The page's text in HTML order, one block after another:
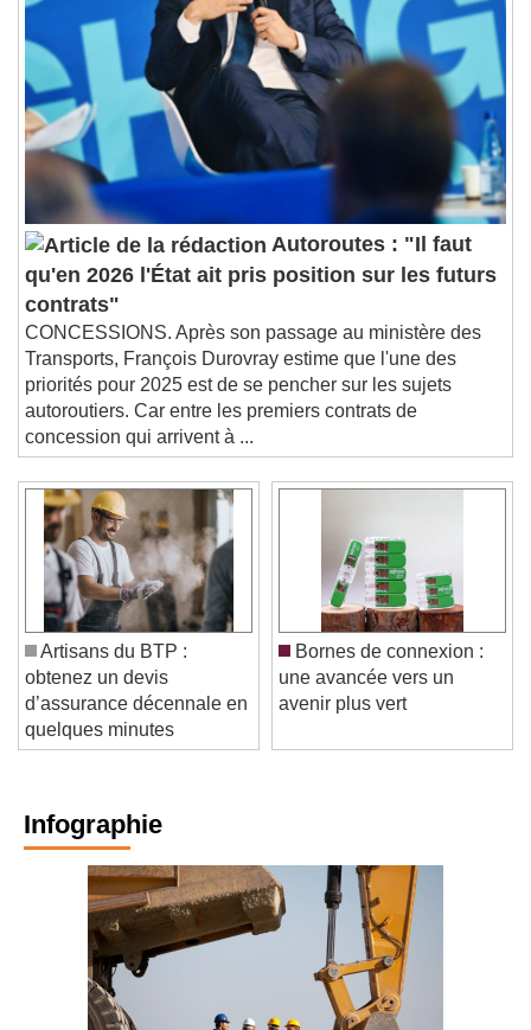
Autoroutes : "Il faut
qu'en 2026 l'État ait pris position sur les futurs
contrats"
CONCESSIONS. Après son passage au ministère des
Transports, François Durovray estime que l'une des
priorités pour 2025 est de se pencher sur les sujets
autoroutiers. Car entre les premiers contrats de
concession qui arrivent à ...
Artisans du BTP :
obtenez un devis
d’assurance décennale en
quelques minutes
Bornes de connexion :
une avancée vers un
Infographie